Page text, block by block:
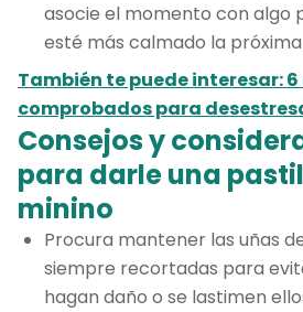
asocie el momento con algo
esté más calmado la próxima
También te puede interesar:
comprobados para
Consejos y
para darle una
minino
Procura mantener las uñas
siempre recortadas para
hagan daño o se lastimen